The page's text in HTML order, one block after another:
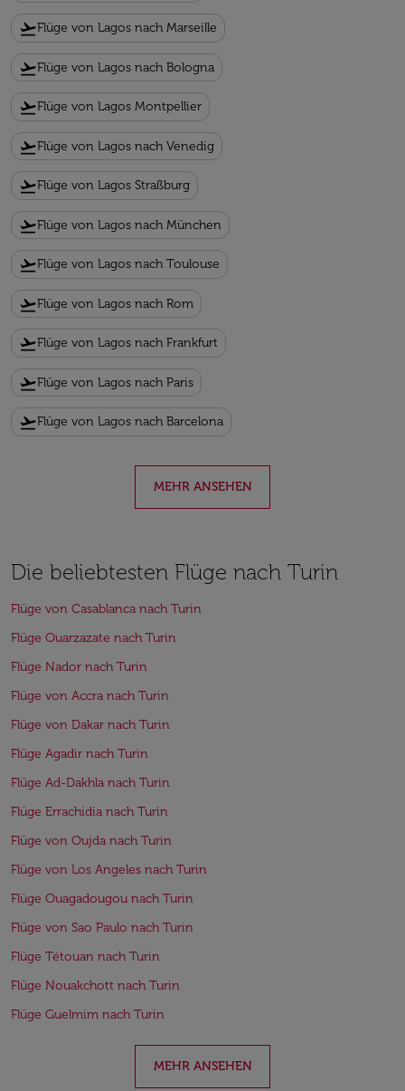
flight_takeoffFlüge von Lagos nach Marseille
flight_takeoffFlüge von Lagos nach Bologna
flight_takeoffFlüge von Lagos Montpellier
flight_takeoffFlüge von Lagos nach Venedig
flight_takeoffFlüge von Lagos Straßburg
flight_takeoffFlüge von Lagos nach München
flight_takeoffFlüge von Lagos nach Toulouse
flight_takeoffFlüge von Lagos nach Rom
flight_takeoffFlüge von Lagos nach Frankfurt
flight_takeoffFlüge von Lagos nach Paris
flight_takeoffFlüge von Lagos nach Barcelona
MEHR ANSEHEN
Die beliebtesten Flüge nach Turin
Flüge von Casablanca nach Turin
Flüge Ouarzazate nach Turin
Flüge Nador nach Turin
Flüge von Accra nach Turin
Flüge von Dakar nach Turin
Flüge Agadir nach Turin
Flüge Ad-Dakhla nach Turin
Flüge Errachidia nach Turin
Flüge von Oujda nach Turin
Flüge von Los Angeles nach Turin
Flüge Ouagadougou nach Turin
Flüge von Sao Paulo nach Turin
Flüge Tétouan nach Turin
Flüge Nouakchott nach Turin
Flüge Guelmim nach Turin
MEHR ANSEHEN